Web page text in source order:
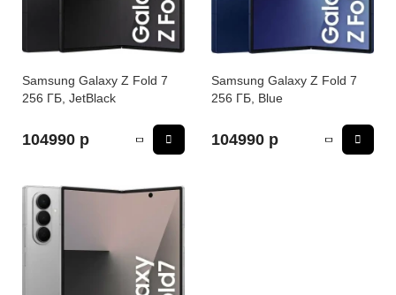
iPad Pro 13 M4 (2024)
AirTag
HomePod
Samsung Galaxy Z Fold 7
256 ГБ, JetBlack
104990 р
Samsung Galaxy Z Fold 7
256 ГБ, Blue
104990 р